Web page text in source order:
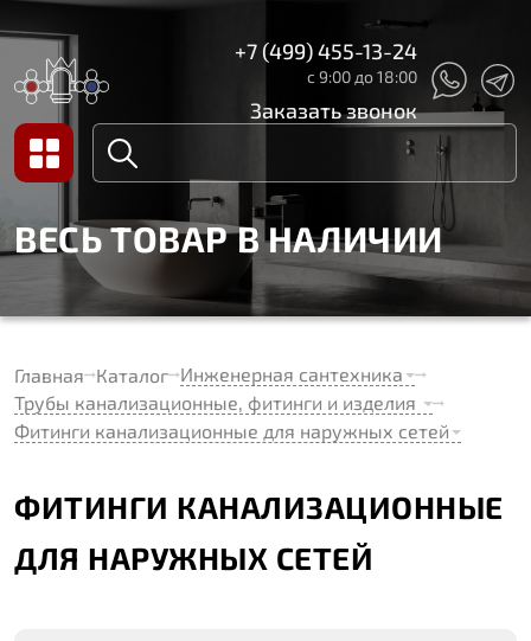
+7 (499) 455-13-24
с 9:00 до 18:00
Заказать звонок
ВЕСЬ ТОВАР В НАЛИЧИИ
Главная Каталог Инженерная сантехника
Трубы канализационные, фитинги и изделия
Фитинги канализационные для наружных сетей
ФИТИНГИ КАНАЛИЗАЦИОННЫЕ
ДЛЯ НАРУЖНЫХ СЕТЕЙ